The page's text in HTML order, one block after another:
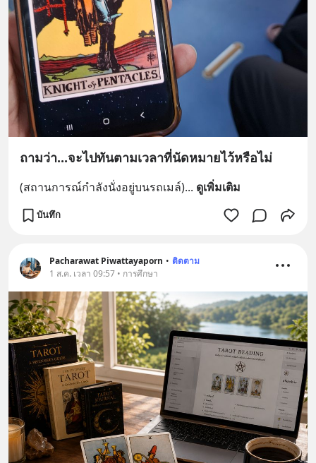
ถามว่า...จะไปทันตามเวลาที่นัดหมายไว้หรือไม่
(สถานการณ์กำลังนั่งอยู่บนรถเมล์)... ดูเพิ่มเติม
บันทึก
Pacharawat Piwattayaporn • ติดตาม
1 ส.ค. เวลา 09:57 • การศึกษา